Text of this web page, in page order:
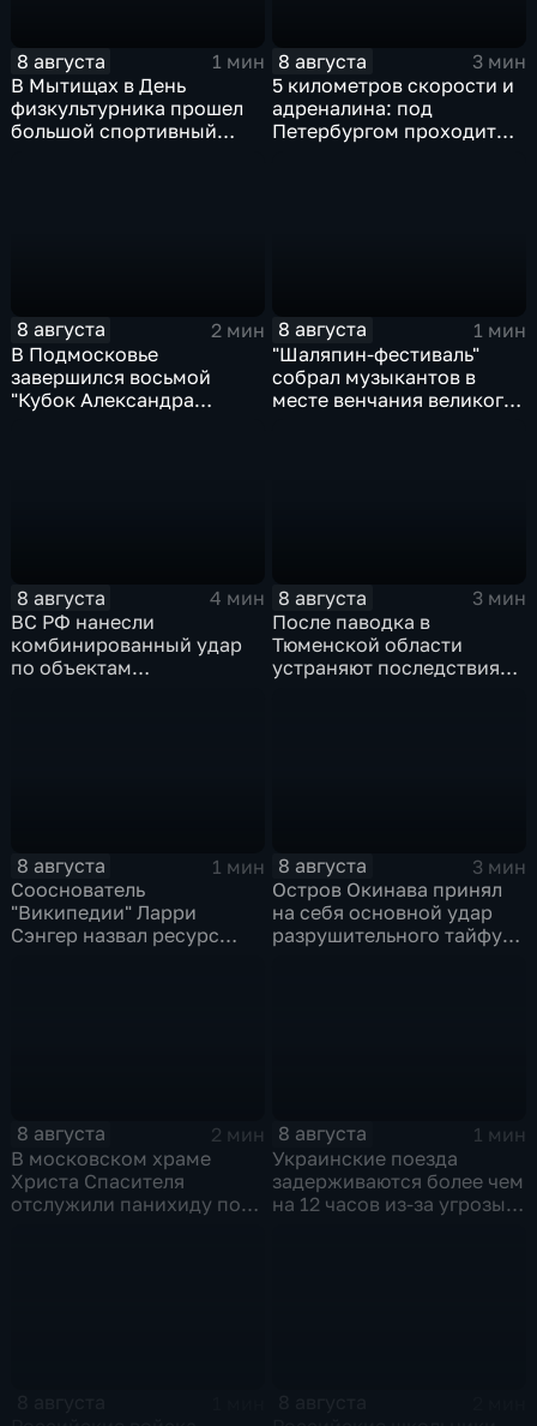
8 августа
1 мин
В Мытищах в День
физкультурника прошел
большой спортивный
8 августа
3 мин
5 километров скорости и
адреналина: под
Петербургом проходит
8 августа
2 мин
В Подмосковье
завершился восьмой
"Кубок Александра
8 августа
1 мин
"Шаляпин‑фестиваль"
собрал музыкантов в
месте венчания великого
8 августа
4 мин
ВС РФ нанесли
комбинированный удар
по объектам
8 августа
3 мин
После паводка в
Тюменской области
устраняют последствия
8 августа
1 мин
Сооснователь
"Википедии" Ларри
Сэнгер назвал ресурс
8 августа
3 мин
Остров Окинава принял
на себя основной удар
разрушительного тайфуна
8 августа
2 мин
В московском храме
Христа Спасителя
отслужили панихиду по
8 августа
1 мин
Украинские поезда
задерживаются более чем
на 12 часов из-за угрозы